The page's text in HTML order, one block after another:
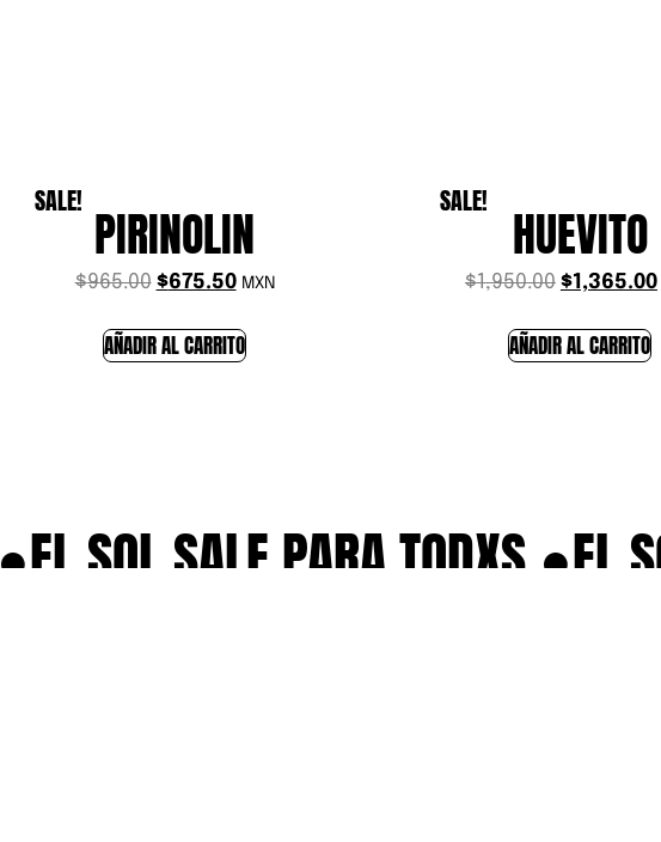
SALE!
PIRINOLIN
$965.00 $675.50 MXN
AÑADIR AL CARRITO
SALE!
HUEVITO
$1,950.00 $1,365.00
AÑADIR AL CARRITO
EL SOL SALE PARA TODXS ● EL